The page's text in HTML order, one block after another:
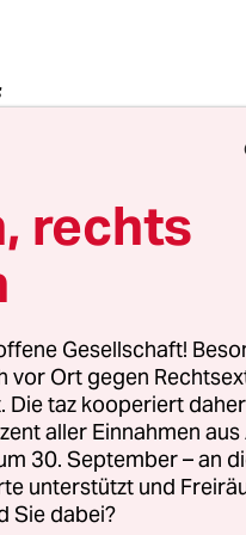
Hier
es zum
sind, das finde
wieder ins
Und, ja,
rechts
Gesellschaft!
vor Ort gegen
taz kooperiert
aller Einnahmen
30. September – an
unterstützt und
Sie dabei?